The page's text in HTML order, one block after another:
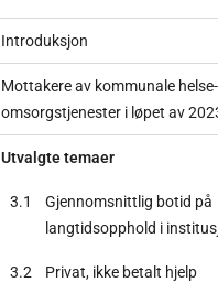
Introduksjon
Mottakere av kommunale
omsorgstjenester i løpet av
Utvalgte temaer
3.1
Gjennomsnittlig botid på
langtidsopphold i
3.2 Privat, ikke betalt hjelp